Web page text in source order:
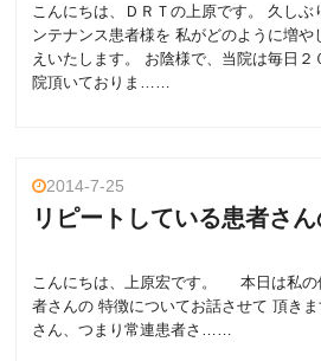
こんにちは、ＤＲＴの上原です。 久しぶ
ンテナンス患者様を 私がどのように増
えいたします。 お陰様で、当院は毎日
院頂いておりま……
2014-7-25
リピートしている患者さ
こんにちは、上原宏です。 本日は私の
者さんの 特徴についてお話させて 頂
さん、つまり常連患者さ……